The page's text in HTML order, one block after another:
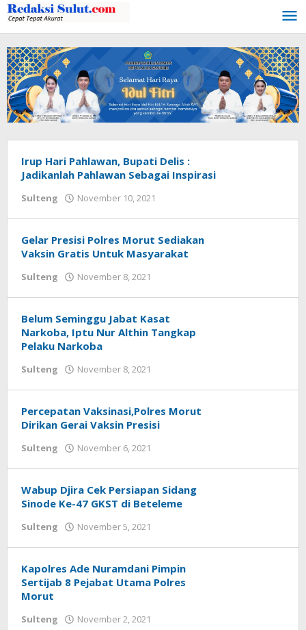
Lewati
ke
konten
Irup Hari Pahlawan, Bupati Delis :
Jadikanlah Pahlawan Sebagai Inspirasi
Sulteng November 10, 2021
Gelar Presisi Polres Morut Sediakan
Vaksin Gratis Untuk Masyarakat
Sulteng November 8, 2021
Belum Seminggu Jabat Kasat
Narkoba, Iptu Nur Althin Tangkap
Pelaku Narkoba
Sulteng November 8, 2021
Percepatan Vaksinasi,Polres Morut
Dirikan Gerai Vaksin Presisi
Sulteng November 6, 2021
Wabup Djira Cek Persiapan Sidang
Sinode Ke-47 GKST di Beteleme
Sulteng November 5, 2021
Kapolres Ade Nuramdani Pimpin
Sertijab 8 Pejabat Utama Polres
Morut
Sulteng November 2, 2021